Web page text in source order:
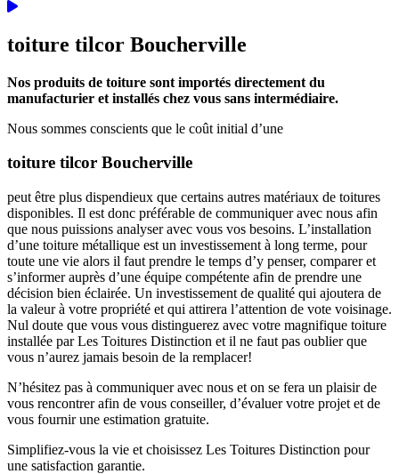
toiture tilcor Boucherville
Nos produits de toiture sont importés directement du
manufacturier et installés chez vous sans intermédiaire.
Nous sommes conscients que le coût initial d’une
toiture tilcor Boucherville
peut être plus dispendieux que certains autres matériaux de toitures
disponibles. Il est donc préférable de communiquer avec nous afin
que nous puissions analyser avec vous vos besoins. L’installation
d’une toiture métallique est un investissement à long terme, pour
toute une vie alors il faut prendre le temps d’y penser, comparer et
s’informer auprès d’une équipe compétente afin de prendre une
décision bien éclairée. Un investissement de qualité qui ajoutera de
la valeur à votre propriété et qui attirera l’attention de vote voisinage.
Nul doute que vous vous distinguerez avec votre magnifique toiture
installée par Les Toitures Distinction et il ne faut pas oublier que
vous n’aurez jamais besoin de la remplacer!
N’hésitez pas à communiquer avec nous et on se fera un plaisir de
vous rencontrer afin de vous conseiller, d’évaluer votre projet et de
vous fournir une estimation gratuite.
Simplifiez-vous la vie et choisissez Les Toitures Distinction pour
une satisfaction garantie.